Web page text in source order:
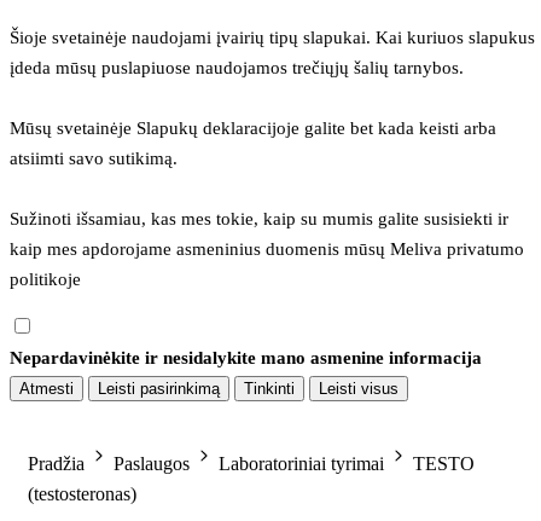
Šioje svetainėje naudojami įvairių tipų slapukai. Kai kuriuos slapukus
įdeda mūsų puslapiuose naudojamos trečiųjų šalių tarnybos.
Mūsų svetainėje Slapukų deklaracijoje galite bet kada keisti arba
atsiimti savo sutikimą.
Sužinoti išsamiau, kas mes tokie, kaip su mumis galite susisiekti ir
kaip mes apdorojame asmeninius duomenis mūsų Meliva privatumo
politikoje
Nepardavinėkite ir nesidalykite mano asmenine informacija
Atmesti Leisti pasirinkimą Tinkinti Leisti visus
Pradžia Paslaugos Laboratoriniai tyrimai
TESTO
(testosteronas)